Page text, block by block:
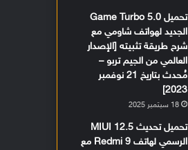
تحميل Game Turbo 5.0
الجديد لهواتف شاومي مع
شرح طريقة تثبيته [الإصدار
العالمي من الجيم تربو –
مُحدث بتاريخ 21 نوفمبر
2023]
18 سبتمبر 2025
تحميل تحديث MIUI 12.5
الرسمي لهاتف Redmi 9 مع